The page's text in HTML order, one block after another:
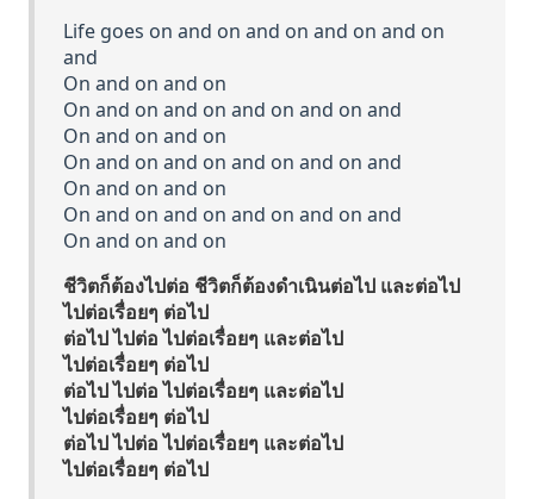
Life goes on and on and on and on and on
and
On and on and on
On and on and on and on and on and
On and on and on
On and on and on and on and on and
On and on and on
On and on and on and on and on and
On and on and on
ชีวิตก็ต้องไปต่อ ชีวิตก็ต้องดำเนินต่อไป และต่อไป
ไปต่อเรื่อยๆ ต่อไป
ต่อไป ไปต่อ ไปต่อเรื่อยๆ และต่อไป
ไปต่อเรื่อยๆ ต่อไป
ต่อไป ไปต่อ ไปต่อเรื่อยๆ และต่อไป
ไปต่อเรื่อยๆ ต่อไป
ต่อไป ไปต่อ ไปต่อเรื่อยๆ และต่อไป
ไปต่อเรื่อยๆ ต่อไป